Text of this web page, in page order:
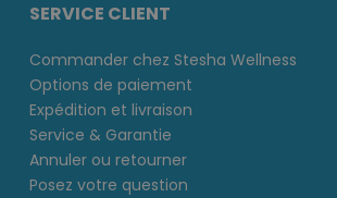
SERVICE CLIENT
Commander chez Stesha Wellness
Options de paiement
Expédition et livraison
Service & Garantie
Annuler ou retourner
Posez votre question